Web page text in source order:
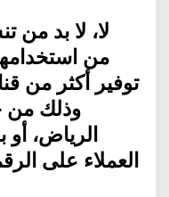
لا، لا بد من
من
توفير أكثر من
وذلك من
الرياض،